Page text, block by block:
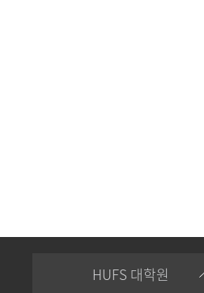
HUFS 대학원